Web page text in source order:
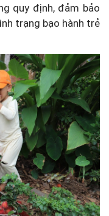
quy định, đảm bảo
trạng bạo hành trẻ